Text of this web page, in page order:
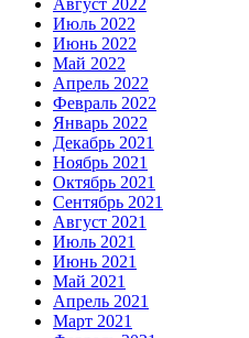
Август 2022
Июль 2022
Июнь 2022
Май 2022
Апрель 2022
Февраль 2022
Январь 2022
Декабрь 2021
Ноябрь 2021
Октябрь 2021
Сентябрь 2021
Август 2021
Июль 2021
Июнь 2021
Май 2021
Апрель 2021
Март 2021